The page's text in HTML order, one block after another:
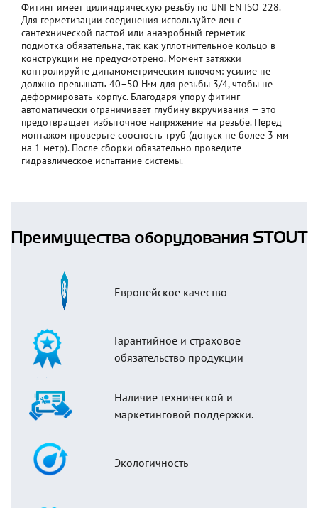
Фитинг имеет цилиндрическую резьбу по UNI EN ISO 228.
Для герметизации соединения используйте лен с
сантехнической пастой или анаэробный герметик —
подмотка обязательна, так как уплотнительное кольцо в
конструкции не предусмотрено. Момент затяжки
контролируйте динамометрическим ключом: усилие не
должно превышать 40–50 Н·м для резьбы 3/4, чтобы не
деформировать корпус. Благодаря упору фитинг
автоматически ограничивает глубину вкручивания — это
предотвращает избыточное напряжение на резьбе. Перед
монтажом проверьте соосность труб (допуск не более 3 мм
на 1 метр). После сборки обязательно проведите
гидравлическое испытание системы.
Преимущества оборудования STOUT
Европейское качество
Гарантийное и страховое
обязательство продукции
Наличие технической и
маркетинговой поддержки.
Экологичность